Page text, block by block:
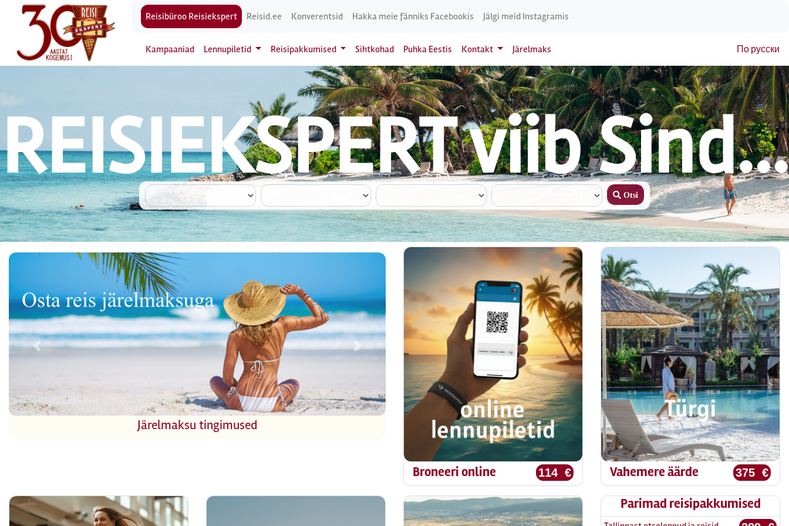
Reisibüroo Reisiekspert Reisid.ee Konverentsid Hakka meie fänniks Facebookis Jälgi meid Instagramis
Kampaaniad Lennupiletid Reisipakkumised Sihtkohad Puhka Eestis Kontakt Järelmaks По русски
REISIEKSPERT viib Sind...
Otsi
Eksootiline Vietnam
114 €
Broneeri online 375 €
Vahemere äärde
Parimad reisipakkumised